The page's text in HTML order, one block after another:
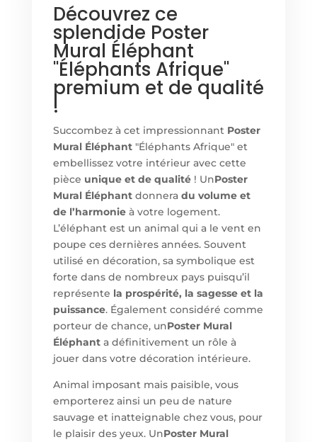
Découvrez ce
splendide Poster
Mural Éléphant
"Éléphants Afrique"
premium et de qualité
!
Succombez à cet impressionnant Poster
Mural Éléphant"Éléphants Afrique" et
embellissez votre intérieur avec cette
pièce unique et de qualité! UnPoster
Mural Éléphantdonnera du volume et
de l’harmonieà votre logement.
L’éléphant est un animal qui a le vent en
poupe ces dernières années. Souvent
utilisé en décoration, sa symbolique est
forte dans de nombreux pays puisqu’il
représente la prospérité, la sagesse et la
puissance. Également considéré comme
porteur de chance, unPoster Mural
Éléphanta définitivement un rôle à
jouer dans votre décoration intérieure.
Animal imposant mais paisible, vous
emporterez ainsi un peu de nature
sauvage et inatteignable chez vous, pour
le plaisir des yeux. UnPoster Mural